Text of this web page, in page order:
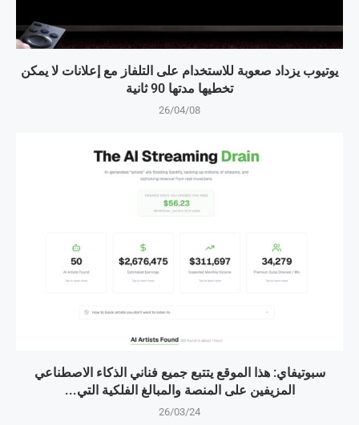
يوتيوب يزداد صعوبة للاستخدام على التلفاز مع إعلانات لا يمكن
تخطيها مدتها 90 ثانية
26/04/08
سبوتيفاي: هذا الموقع يتتبع جميع فناني الذكاء الاصطناعي
المزيفين على المنصة والمبالغ الفلكية التي...
26/03/24